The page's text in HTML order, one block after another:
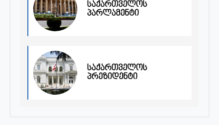
საქართველოს
პარლამენტი
საქართველოს
პრეზიდენტი